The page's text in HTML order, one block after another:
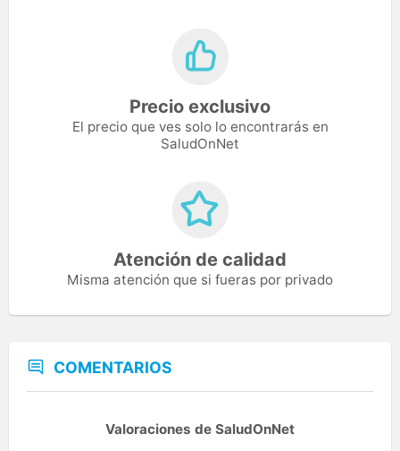
Precio exclusivo
El precio que ves solo lo encontrarás en
SaludOnNet
Atención de calidad
Misma atención que si fueras por privado
COMENTARIOS
Valoraciones de SaludOnNet